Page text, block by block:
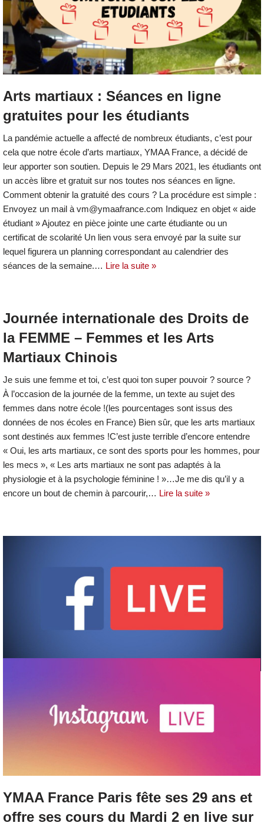
Arts martiaux : Séances en ligne
gratuites pour les étudiants
La pandémie actuelle a affecté de nombreux étudiants, c’est pour
cela que notre école d’arts martiaux, YMAA France, a décidé de
leur apporter son soutien. Depuis le 29 Mars 2021, les étudiants ont
un accès libre et gratuit sur nos toutes nos séances en ligne.
Comment obtenir la gratuité des cours ? La procédure est simple :
Envoyez un mail à vm@ymaafrance.com Indiquez en objet « aide
étudiant » Ajoutez en pièce jointe une carte étudiante ou un
certificat de scolarité Un lien vous sera envoyé par la suite sur
lequel figurera un planning correspondant au calendrier des
séances de la semaine.… Lire la suite »
Journée internationale des Droits de
la FEMME – Femmes et les Arts
Martiaux Chinois
Je suis une femme et toi, c’est quoi ton super pouvoir ? source ?
À l’occasion de la journée de la femme, un texte au sujet des
femmes dans notre école !(les pourcentages sont issus des
données de nos écoles en France) Bien sûr, que les arts martiaux
sont destinés aux femmes !C’est juste terrible d’encore entendre
« Oui, les arts martiaux, ce sont des sports pour les hommes, pour
les mecs », « Les arts martiaux ne sont pas adaptés à la
physiologie et à la psychologie féminine ! »…Je me dis qu’il y a
encore un bout de chemin à parcourir,… Lire la suite »
YMAA France Paris fête ses 29 ans et
offre ses cours du Mardi 2 en live sur